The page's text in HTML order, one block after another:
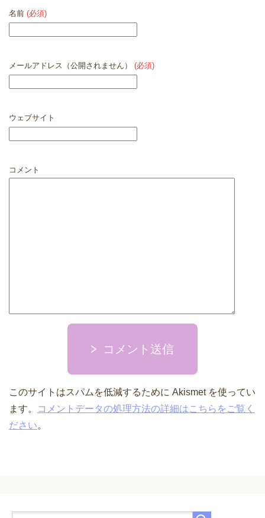
名前 (必須)
メールアドレス（公開されません） (必須)
ウェブサイト
コメント
コメント送信
このサイトはスパムを低減するために Akismet を使ってい
ます。
コメントデータの処理方法の詳細はこちらをご覧く
ださい。